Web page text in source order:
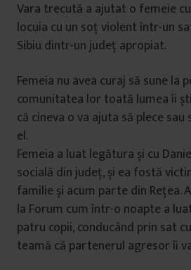
Vara trecută a ajutat o femeie
locuia cu un soț violent într-un
Sibiu dintr-un județ apropiat.
Femeia nu avea curaj să sune la
comunitatea lor toată lumea îi
că cineva o va ajuta să plece sau
el.
Femeia a luat legătura și cu
socială din județ, și ea fostă
familie și acum parte din Rețea.
la Forum cum într-o noapte a
patru copii, conducând prin sat
teamă că partenerul agresor îi